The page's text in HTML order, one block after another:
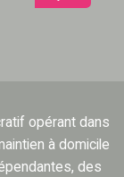
opérant dans
à domicile
des